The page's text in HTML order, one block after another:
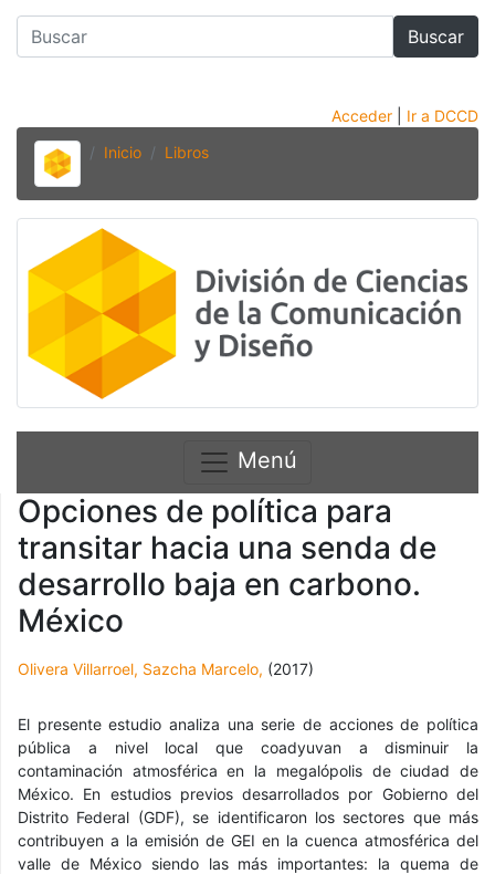
Buscar
Acceder
Ir a DCCD
Inicio
Libros
Menú
Opciones de política para
transitar hacia una senda de
desarrollo baja en carbono.
México
Olivera Villarroel, Sazcha Marcelo, (2017)
El presente estudio analiza una serie de acciones de política
pública a nivel local que coadyuvan a disminuir la
contaminación atmosférica en la megalópolis de ciudad de
México. En estudios previos desarrollados por Gobierno del
Distrito Federal (GDF), se identificaron los sectores que más
contribuyen a la emisión de GEI en la cuenca atmosférica del
valle de México siendo las más importantes: la quema de